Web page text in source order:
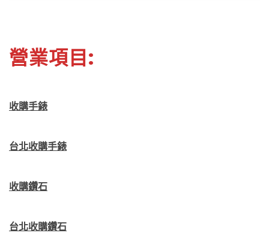
營業項目:
收購手錶
台北收購手錶
收購鑽石
台北收購鑽石